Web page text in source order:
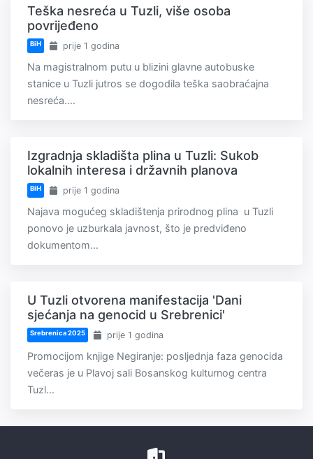
Teška nesreća u Tuzli, više osoba
povrijeđeno
BiH prije 1 godina
Na magistralnom putu u blizini glavne autobuske
stanice u Tuzli jutros se dogodila teška saobraćajna
nesreća....
Izgradnja skladišta plina u Tuzli: Sukob
lokalnih interesa i državnih planova
BiH prije 1 godina
Najava mogućeg skladištenja prirodnog plina u Tuzli
ponovo je uzburkala javnost, što je predviđeno
dokumentom...
U Tuzli otvorena manifestacija 'Dani
sjećanja na genocid u Srebrenici'
Srebrenica 2025 prije 1 godina
Promocijom knjige Negiranje: posljednja faza genocida
večeras je u Plavoj sali Bosanskog kulturnog centra
Tuzl...